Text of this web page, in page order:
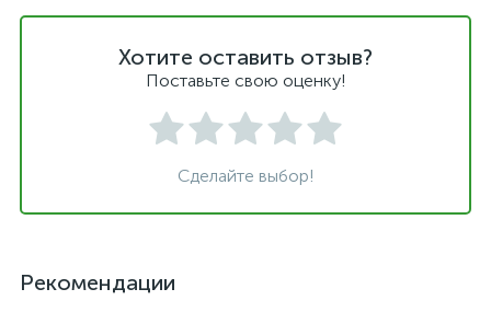
Хотите оставить отзыв?
Поставьте свою оценку!
Сделайте выбор!
Рекомендации